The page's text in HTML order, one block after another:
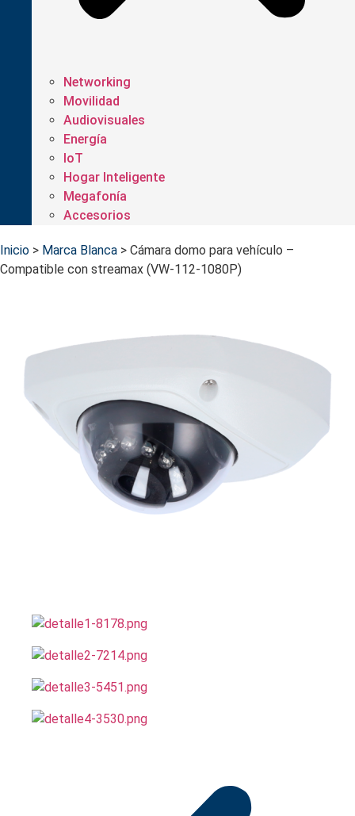
Networking
Movilidad
Audiovisuales
Energía
IoT
Hogar Inteligente
Megafonía
Accesorios
Inicio > Marca Blanca > Cámara domo para vehículo –
Compatible con streamax (VW-112-1080P)